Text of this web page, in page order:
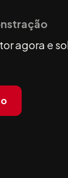
agora e